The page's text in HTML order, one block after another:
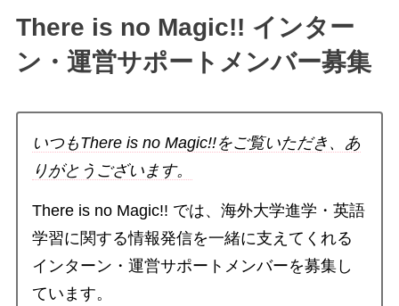
There is no Magic!! インター
ン・運営サポートメンバー募集
いつもThere is no Magic!!をご覧いただき、あ
りがとうございます。
There is no Magic!! では、海外大学進学・英語
学習に関する情報発信を一緒に支えてくれる
インターン・運営サポートメンバーを募集し
ています。